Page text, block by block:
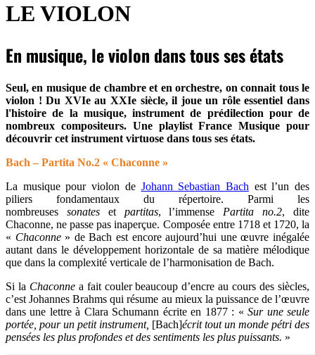
LE VIOLON
En musique, le violon dans tous ses états
Seul, en musique de chambre et en orchestre, on connait tous le
violon ! Du XVIe au XXIe siècle, il joue un rôle essentiel dans
l'histoire de la musique, instrument de prédilection pour de
nombreux compositeurs. Une playlist France Musique pour
découvrir cet instrument virtuose dans tous ses états.
Bach – Partita No.2 « Chaconne »
La musique pour violon de Johann Sebastian Bach est l’un des
piliers fondamentaux du répertoire. Parmi les
nombreuses sonateset partitas, l’immense Partita no.2, dite
Chaconne, ne passe pas inaperçue. Composée entre 1718 et 1720, la
« Chaconne» de Bach est encore aujourd’hui une œuvre inégalée
autant dans le développement horizontale de sa matière mélodique
que dans la complexité verticale de l’harmonisation de Bach.
Si la Chaconnea fait couler beaucoup d’encre au cours des siècles,
c’est Johannes Brahms qui résume au mieux la puissance de l’œuvre
dans une lettre à Clara Schumann écrite en 1877 : «Sur une seule
portée, pour un petit instrument, [Bach]écrit tout un monde pétri des
pensées les plus profondes et des sentiments les plus puissants. »